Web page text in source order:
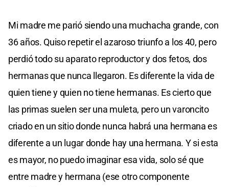
Mi madre me parió siendo una muchacha grande, con
36 años. Quiso repetir el azaroso triunfo a los 40, pero
perdió todo su aparato reproductor y dos fetos, dos
hermanas que nunca llegaron. Es diferente la vida de
quien tiene y quien no tiene hermanas. Es cierto que
las primas suelen ser una muleta, pero un varoncito
criado en un sitio donde nunca habrá una hermana es
diferente a un lugar donde hay una hermana. Y si esta
es mayor, no puedo imaginar esa vida, solo sé que
entre madre y hermana (ese otro componente